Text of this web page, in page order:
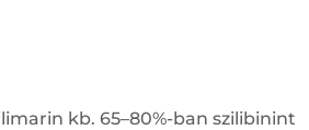
kb. 65–80%-ban szilibinint